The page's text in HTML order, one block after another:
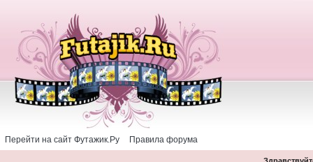
Перейти на сайт Футажик.Ру Правила форума